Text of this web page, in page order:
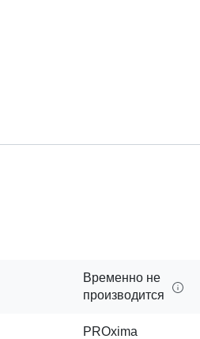
Временно не
производится
PROxima